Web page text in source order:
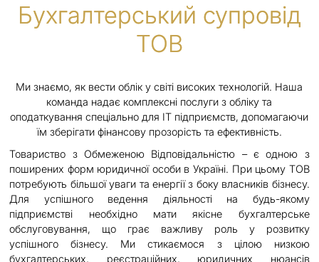
Бухгалтерський супровід
ТОВ
Ми знаємо, як вести облік у світі високих технологій. Наша
команда надає комплексні послуги з обліку та
оподаткування спеціально для IT підприємств, допомагаючи
їм зберігати фінансову прозорість та ефективність.
Товариство з Обмеженою Відповідальністю – є одною з
поширених форм юридичної особи в Україні. При цьому ТОВ
потребують більшої уваги та енергії з боку власників бізнесу.
Для успішного ведення діяльності на будь-якому
підприємстві необхідно мати якісне бухгалтерське
обслуговування, що грає важливу роль у розвитку
успішного бізнесу. Ми стикаємося з цілою низкою
бухгалтерських, реєстраційних, юридичних нюансів